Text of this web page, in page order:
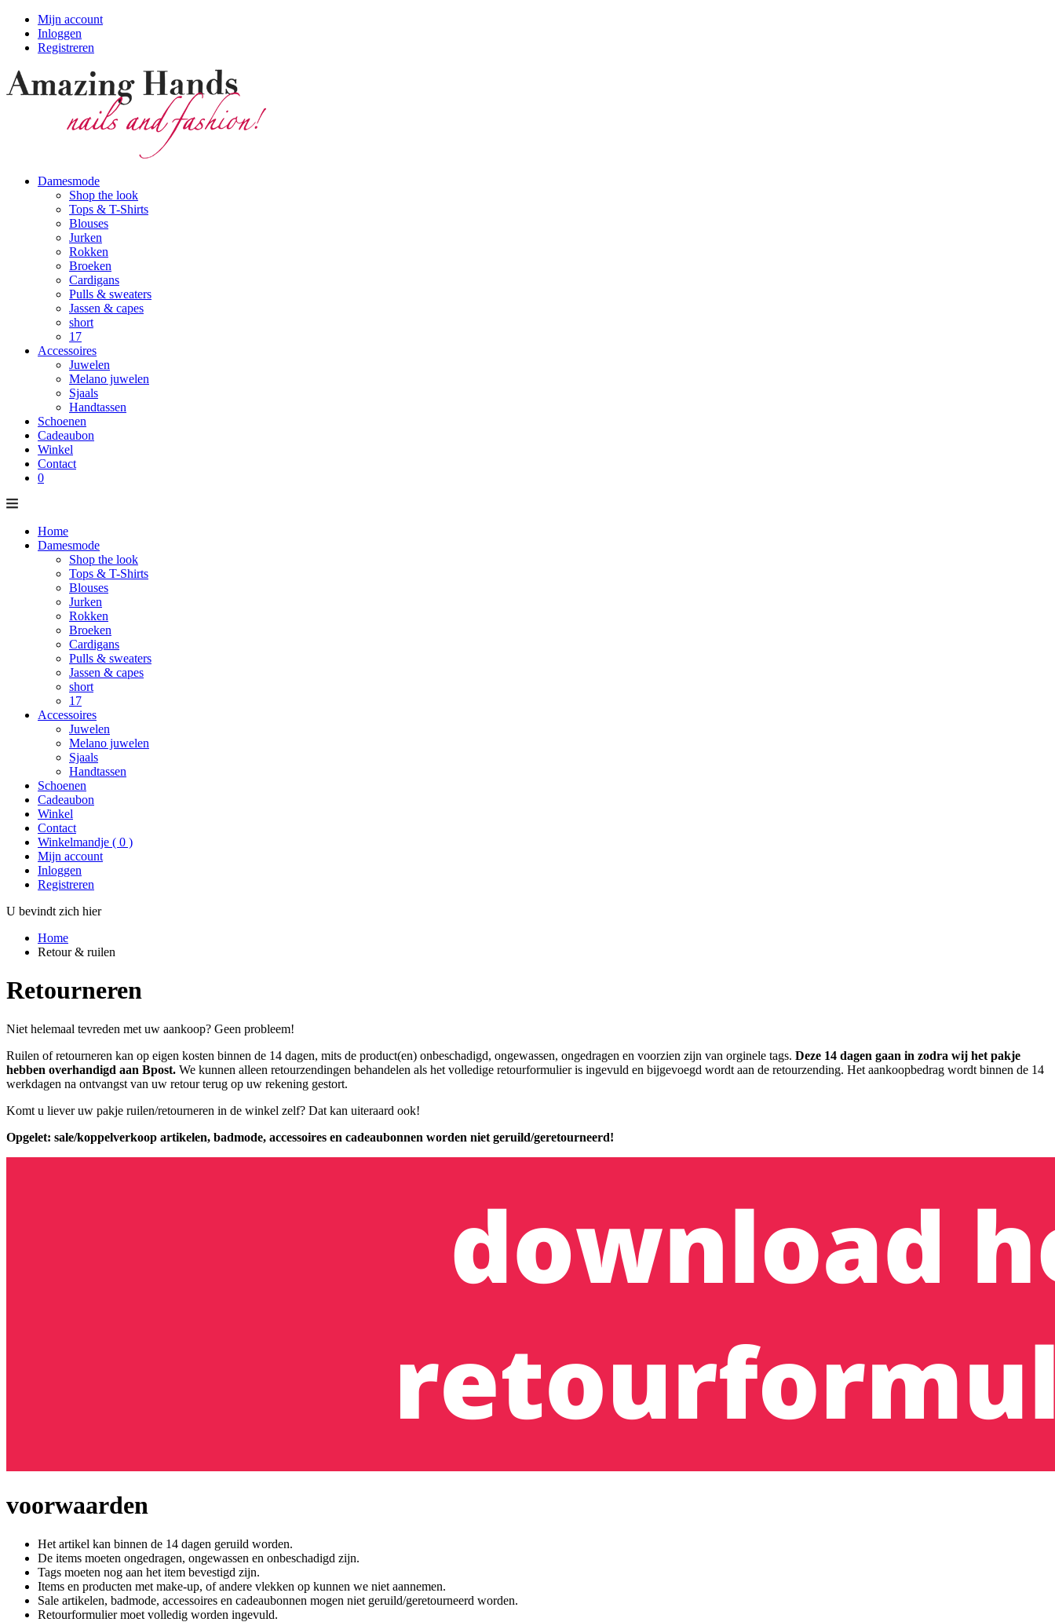
Mijn account
Inloggen
Registreren
Damesmode
Shop the look
Tops & T-Shirts
Blouses
Jurken
Rokken
Broeken
Cardigans
Pulls & sweaters
Jassen & capes
short
17
Accessoires
Juwelen
Melano juwelen
Sjaals
Handtassen
Schoenen
Cadeaubon
Winkel
Contact
0
Home
Damesmode
Shop the look
Tops & T-Shirts
Blouses
Jurken
Rokken
Broeken
Cardigans
Pulls & sweaters
Jassen & capes
short
17
Accessoires
Juwelen
Melano juwelen
Sjaals
Handtassen
Schoenen
Cadeaubon
Winkel
Contact
Winkelmandje ( 0 )
Mijn account
Inloggen
Registreren
U bevindt zich hier
Home
Retour & ruilen
Retourneren
Niet helemaal tevreden met uw aankoop? Geen probleem!
Ruilen of retourneren kan op eigen kosten binnen de 14 dagen, mits de product(en) onbeschadigd, ongewassen, ongedragen en voorzien zijn van orginele tags. Deze 14 dagen gaan in zodra wij het pakje
hebben overhandigd aan Bpost. We kunnen alleen retourzendingen behandelen als het volledige retourformulier is ingevuld en bijgevoegd wordt aan de retourzending. Het aankoopbedrag wordt binnen de 14
werkdagen na ontvangst van uw retour terug op uw rekening gestort.
Komt u liever uw pakje ruilen/retourneren in de winkel zelf? Dat kan uiteraard ook!
Opgelet: sale/koppelverkoop artikelen, badmode, accessoires en cadeaubonnen worden niet geruild/geretourneerd!
voorwaarden
Het artikel kan binnen de 14 dagen geruild worden.
De items moeten ongedragen, ongewassen en onbeschadigd zijn.
Tags moeten nog aan het item bevestigd zijn.
Items en producten met make-up, of andere vlekken op kunnen we niet aannemen.
Sale artikelen, badmode, accessoires en cadeaubonnen mogen niet geruild/geretourneerd worden.
Retourformulier moet volledig worden ingevuld.